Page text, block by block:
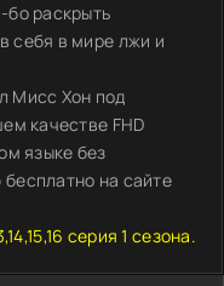
раскрыть
себя в мире лжи и
Мисс Хон под
качестве FHD
языке без
на сайте
серия 1 сезона.